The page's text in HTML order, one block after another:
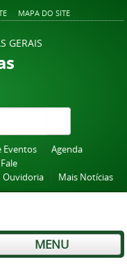
MAPA DO SITE
GERAIS
Eventos
Agenda
Fale
Ouvidoria Mais Notícias
MENU